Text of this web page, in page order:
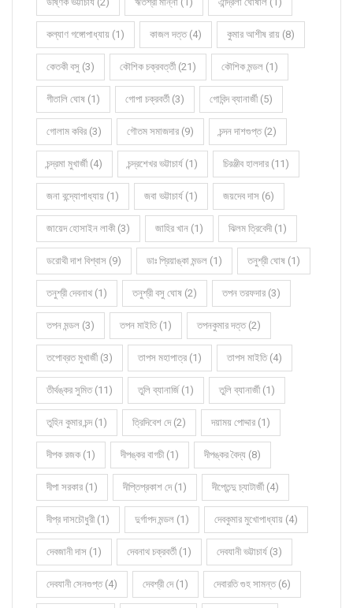
কল্যাণ গঙ্গোপাধ্যায় (1) কাজল দত্ত (4) কুমার আশীষ রায় (8)
কেতকী বসু (3) কৌশিক চক্রবর্ত্তী (21) কৌশিক মন্ডল (1)
গীতালি ঘোষ (1) গোপা চক্রবর্তী (3) গোবিন্দ ব্যানার্জী (5)
গোলাম কবির (3) গৌতম সমাজদার (9) চন্দন দাশগুপ্ত (2)
চন্দ্রমা মুখার্জী (4) চন্দ্রশেখর ভট্টাচার্য (1) চিরঞ্জীব হালদার (11)
জনা বন্দ্যোপাধ্যায় (1) জবা ভট্টাচার্য (1) জয়দেব দাস (6)
জায়েদ হোসাইন লাকী (3) জাহির খান (1) ঝিলম ত্রিবেদী (1)
ডরোথী দাশ বিশ্বাস (9) ডাঃ প্রিয়াঙ্কা মন্ডল (1) তনুশ্রী ঘোষ (1)
তনুশ্রী দেবনাথ (1) তনুশ্রী বসু ঘোষ (2) তপন তরফদার (3)
তপন মন্ডল (3) তপন মাইতি (1) তপনকুমার দত্ত (2)
তপোব্রত মুখার্জী (3) তাপস মহাপাত্র (1) তাপস মাইতি (4)
তীর্থঙ্কর সুমিত (11) তুলি ব্যানার্জি (1) তুলি ব্যানার্জী (1)
তুহিন কুমার চন্দ (1) ত্রিদিবেশ দে (2) দয়াময় পোদ্দার (1)
দীপক রজক (1) দীপঙ্কর বাগচী (1) দীপঙ্কর বৈদ্য (8)
দীপা সরকার (1) দীপ্তিপ্রকাশ দে (1) দীপ্তেন্দু চ্যাটার্জী (4)
দীপ্র দাসচৌধুরী (1) দুর্গাপদ মন্ডল (1) দেবকুমার মুখোপাধ্যায় (4)
দেবজানী দাস (1) দেবনাথ চক্রবর্তী (1) দেবযানী ভট্টাচার্য (3)
দেবযানী সেনগুপ্ত (4) দেবশ্রী দে (1) দেবারতি গুহ সামন্ত (6)